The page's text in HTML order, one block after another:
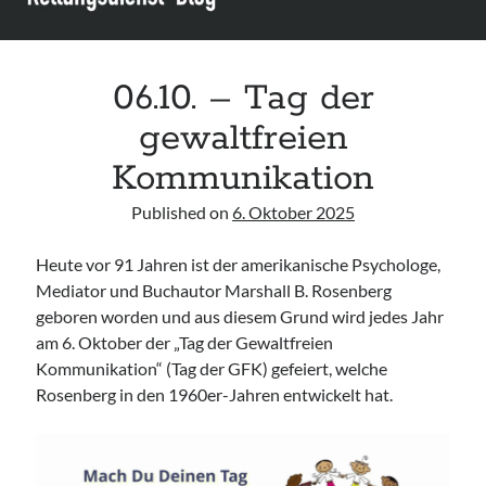
Assessment and Management in the Emergency Department“ der IAEM
Leitlinie „Management of Hypercalcaemia in Adult Patients in the
Leitlinie „Behavioural Emergencies in Emergency Departments“ der IFEM
06.10. – Tag der
gewaltfreien
Kommunikation
Published on 6. Oktober 2025
Heute vor 91 Jahren ist der amerikanische Psychologe,
Mediator und Buchautor Marshall B. Rosenberg
geboren worden und aus diesem Grund wird jedes Jahr
am 6. Oktober der „Tag der Gewaltfreien
Kommunikation“ (Tag der GFK) gefeiert, welche
Rosenberg in den 1960er-Jahren entwickelt hat.